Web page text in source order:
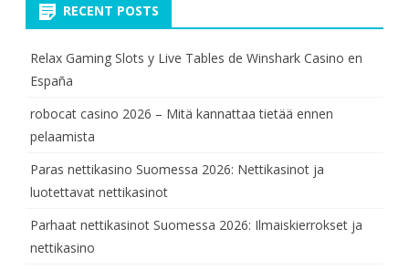
RECENT POSTS
Relax Gaming Slots y Live Tables de Winshark Casino en
España
robocat casino 2026 – Mitä kannattaa tietää ennen
pelaamista
Paras nettikasino Suomessa 2026: Nettikasinot ja
luotettavat nettikasinot
Parhaat nettikasinot Suomessa 2026: Ilmaiskierrokset ja
nettikasino